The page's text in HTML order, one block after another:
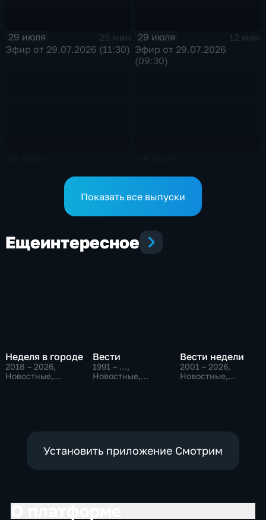
29 июля
25 мин
Эфир от 29.07.2026 (11:30)
29 июля
12 мин
Эфир от 29.07.2026
(09:30)
Показать все выпуски
Ещеинтересное
Неделя в городе
2018 – 2026,
Новостные,
Вести
1991 – …,
Новостные,
Вести недели
2001 – 2026,
Новостные,
Установить приложение Смотрим